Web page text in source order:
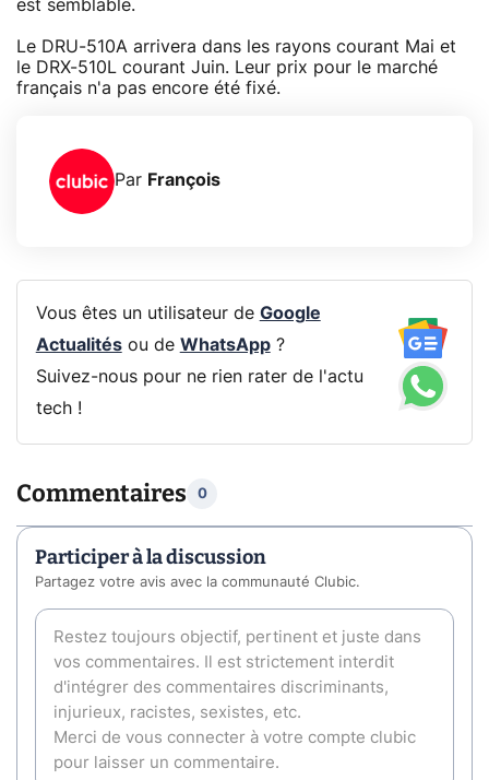
est semblable.
Le DRU-510A arrivera dans les rayons courant Mai et
le DRX-510L courant Juin. Leur prix pour le marché
français n'a pas encore été fixé.
Par François
Vous êtes un utilisateur de Google
Actualitésou de WhatsApp?
Suivez-nous pour ne rien rater de l'actu
tech !
Commentaires 0
Participer à la discussion
Partagez votre avis avec la communauté Clubic.